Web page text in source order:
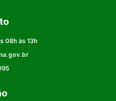
08h às 13h